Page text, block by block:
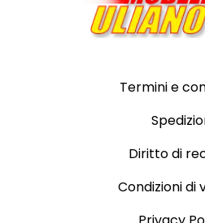
Termini e
Diritto di
Condizioni di